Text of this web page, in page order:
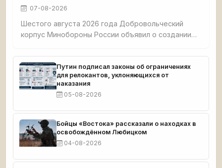
07-08-2026
Шестого августа 2026 года Добровольческий
корпус Минобороны России объявил о создании
специального назначения. В её состав вошли пять
ранее действовавших подразделений,
укомплектованных бывшими военнослужащими
ВСУ, перешедшими на сторону России. Среди них
— и те, кто попал в плен, а затем добровольно
вступил в российские ряды. Бригада носит имена
героев общей истории: Кривоноса, Береста,
Матросова,
Путин подписал законы об ограничениях
для релокантов, уклоняющихся от
наказания
05-08-2026
Бойцы «Востока» рассказали о находках в
освобождённом Любицком
04-08-2026